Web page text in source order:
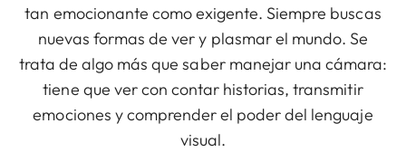
tan emocionante como exigente. Siempre buscas
nuevas formas de ver y plasmar el mundo. Se
trata de algo más que saber manejar una cámara:
tiene que ver con contar historias, transmitir
emociones y comprender el poder del lenguaje
visual.